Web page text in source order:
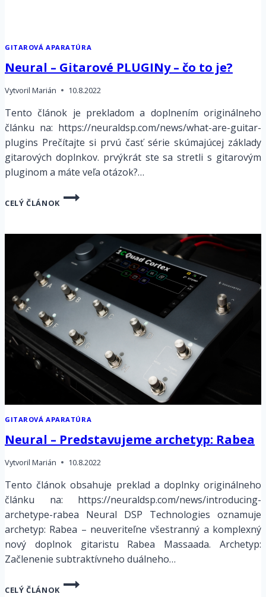
GITAROVÁ APARATÚRA
Neural – Gitarové PLUGINy – čo to je?
Vytvoril Marián 10.8.2022
Tento článok je prekladom a doplnením originálneho
článku na: https://neuraldsp.com/news/what-are-guitar-
plugins Prečítajte si prvú časť série skúmajúcej základy
gitarových doplnkov. prvýkrát ste sa stretli s gitarovým
pluginom a máte veľa otázok?…
CELÝ ČLÁNOK
NEURAL
ČO
TO
JE?
GITAROVÁ APARATÚRA
Neural – Predstavujeme archetyp: Rabea
Vytvoril Marián 10.8.2022
Tento článok obsahuje preklad a doplnky originálneho
článku na: https://neuraldsp.com/news/introducing-
archetype-rabea Neural DSP Technologies oznamuje
archetyp: Rabea – neuveriteľne všestranný a komplexný
nový doplnok gitaristu Rabea Massaada. Archetyp:
Začlenenie subtraktívneho duálneho…
CELÝ ČLÁNOK
NEURAL